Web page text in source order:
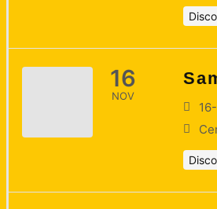
16
NOV